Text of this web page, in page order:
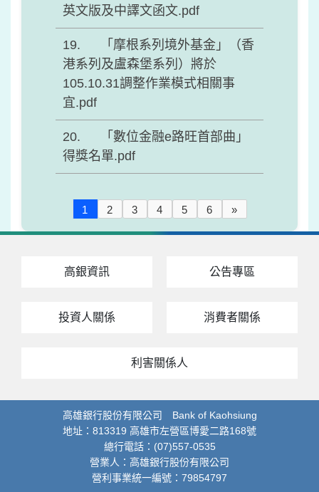
英文版及中譯文函文.pdf
「摩根系列境外基金」（香
港系列及盧森堡系列）將於
105.10.31調整作業模式相關事
宜.pdf
「數位金融e路旺首部曲」
得獎名單.pdf
1 2 3 4 5 6 »
高銀資訊 公告專區
投資人關係 消費者關係
利害關係人
高雄銀行股份有限公司 Bank of Kaohsiung
地址：813319 高雄市左營區博愛二路168號
總行電話：(07)557-0535
營業人：高雄銀行股份有限公司
營利事業統一編號：79854797